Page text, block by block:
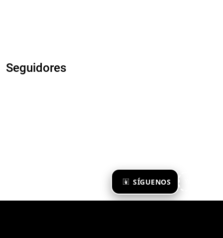
SÍGUENOS
Seguidores